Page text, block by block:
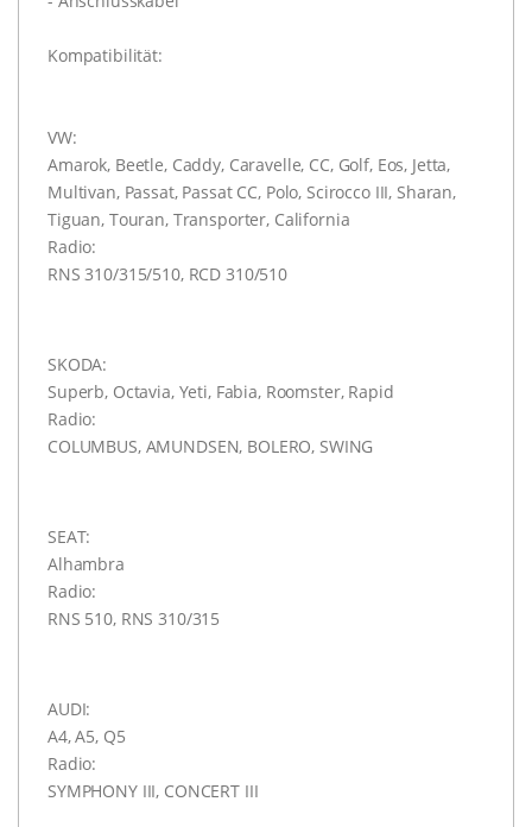
Kompatibilität:
VW:
Amarok, Beetle, Caddy, Caravelle, CC, Golf, Eos, Jetta,
Multivan, Passat, Passat CC, Polo, Scirocco III, Sharan,
Tiguan, Touran, Transporter, California
Radio:
RNS 310/315/510, RCD 310/510
SKODA:
Superb, Octavia, Yeti, Fabia, Roomster, Rapid
Radio:
COLUMBUS, AMUNDSEN, BOLERO, SWING
SEAT:
Alhambra
Radio:
RNS 510, RNS 310/315
AUDI:
A4, A5, Q5
Radio:
SYMPHONY III, CONCERT III